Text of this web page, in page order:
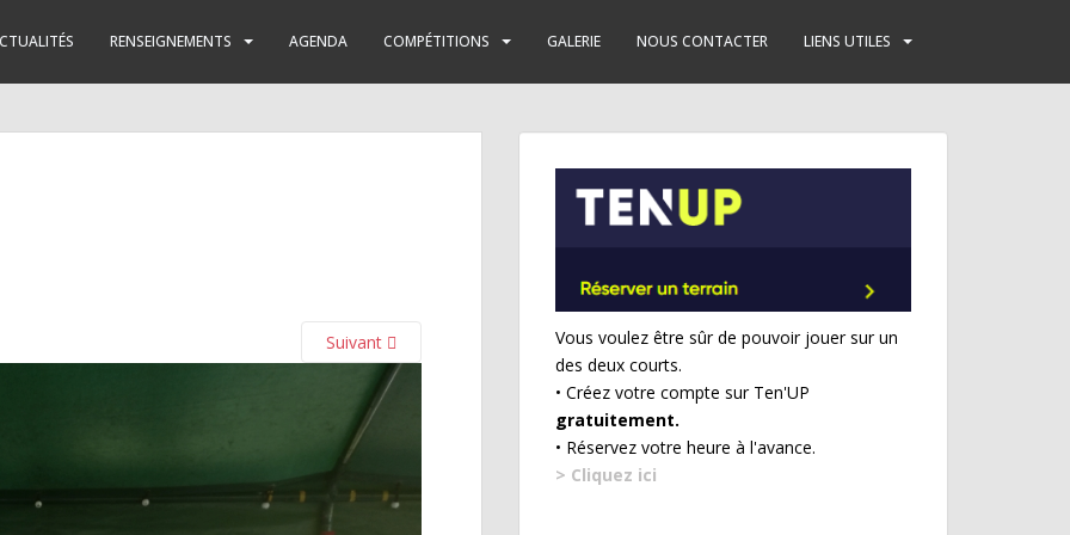
RENSEIGNEMENTS AGENDA COMPÉTITIONS GALERIE NOUS CONTACTER LIENS UTILES
Suivant
Vous voulez être sûr de pouvoir jouer sur un
des deux courts.
• Créez votre compte sur Ten'UP
gratuitement.
• Réservez votre heure à l'avance.
> Cliquez ici